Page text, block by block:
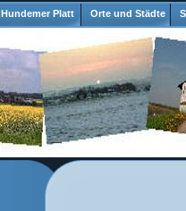
Hundemer Platt Orte und Städte